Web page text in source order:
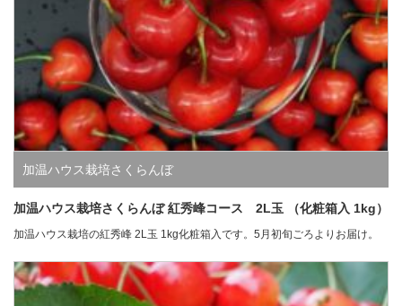
加温ハウス栽培さくらんぼ
加温ハウス栽培さくらんぼ 紅秀峰コース 2L玉 （化粧箱入 1kg）
加温ハウス栽培の紅秀峰 2L玉 1kg化粧箱入です。5月初旬ごろよりお届け。